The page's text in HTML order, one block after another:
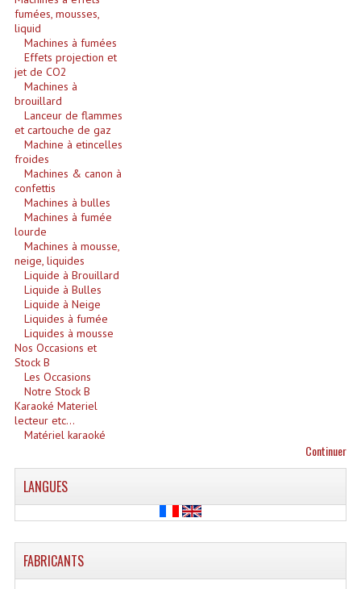
Enceintes Murales (Ligne 100V 16 - 8 Ohm)
Hp À Chambre De Compression
Microphone PA & Micro Pupitre
Sono: Conférences Securité Visite Guidée
Système D'interprétation Simultanée
Angle DECO22Q Structure Contest
Angle DECOTRI Structure Contest
Angle DUO Structure Contest
fumées, mousses,
liquid
Machines à fumées
Effets projection et
jet de CO2
Machines à
brouillard
Lanceur de flammes
et cartouche de gaz
Machine à etincelles
froides
Machines & canon à
confettis
Machines à bulles
Machines à fumée
lourde
Machines à mousse,
neige, liquides
Liquide à Brouillard
Liquide à Bulles
Liquide à Neige
Liquides à fumée
Liquides à mousse
Nos Occasions et
Stock B
Les Occasions
Notre Stock B
Karaoké Materiel
lecteur etc...
Matériel karaoké
Continuer
LANGUES
FABRICANTS